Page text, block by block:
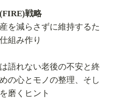
戦略
を減らさずに維持するた
組み作り
語れない老後の不安と終
の心とモノの整理、そし
磨くヒント